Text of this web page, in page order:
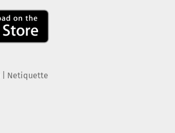
Netiquette